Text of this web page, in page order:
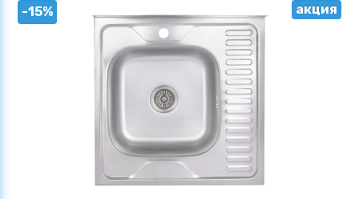
-15% акция